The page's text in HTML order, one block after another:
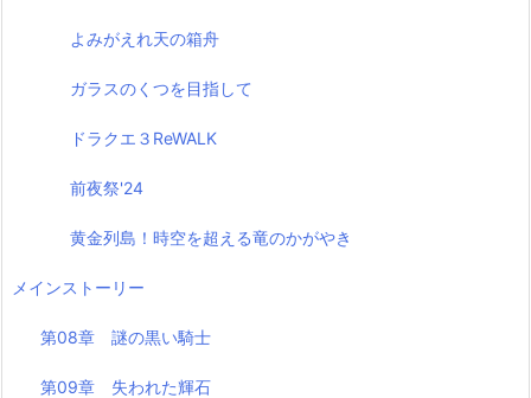
よみがえれ天の箱舟
ガラスのくつを目指して
ドラクエ３ReWALK
前夜祭'24
黄金列島！時空を超える竜のかがやき
メインストーリー
第08章 謎の黒い騎士
第09章 失われた輝石